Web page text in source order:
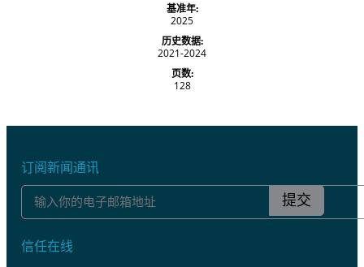
基准年:
2025
历史数据:
2021-2024
页数:
128
订阅新闻通讯
提交
信任在线